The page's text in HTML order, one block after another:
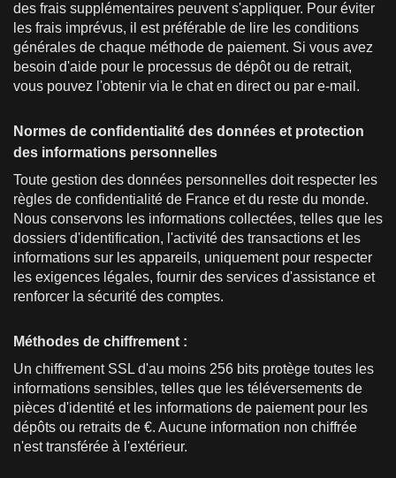
des frais supplémentaires peuvent s'appliquer. Pour éviter
les frais imprévus, il est préférable de lire les conditions
générales de chaque méthode de paiement. Si vous avez
besoin d'aide pour le processus de dépôt ou de retrait,
vous pouvez l'obtenir via le chat en direct ou par e-mail.
Normes de confidentialité des données et protection
des informations personnelles
Toute gestion des données personnelles doit respecter les
règles de confidentialité de France et du reste du monde.
Nous conservons les informations collectées, telles que les
dossiers d'identification, l'activité des transactions et les
informations sur les appareils, uniquement pour respecter
les exigences légales, fournir des services d'assistance et
renforcer la sécurité des comptes.
Méthodes de chiffrement :
Un chiffrement SSL d'au moins 256 bits protège toutes les
informations sensibles, telles que les téléversements de
pièces d'identité et les informations de paiement pour les
dépôts ou retraits de €. Aucune information non chiffrée
n'est transférée à l'extérieur.